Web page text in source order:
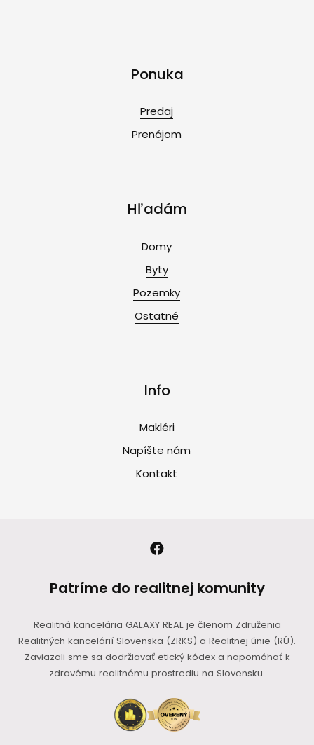
Ponuka
Predaj
Prenájom
Hľadám
Domy
Byty
Pozemky
Ostatné
Info
Makléri
Napíšte nám
Kontakt
Patríme do realitnej komunity
Realitná kancelária GALAXY REAL je členom Združenia
Realitných kancelárií Slovenska (ZRKS) a Realitnej únie (RÚ).
Zaviazali sme sa dodržiavať etický kódex a napomáhať k
zdravému realitnému prostrediu na Slovensku.